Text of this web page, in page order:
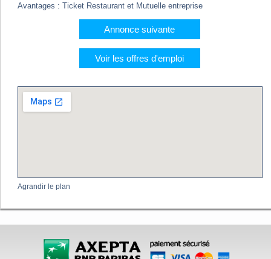
Avantages : Ticket Restaurant et Mutuelle entreprise
Annonce suivante
Voir les offres d'emploi
Agrandir le plan